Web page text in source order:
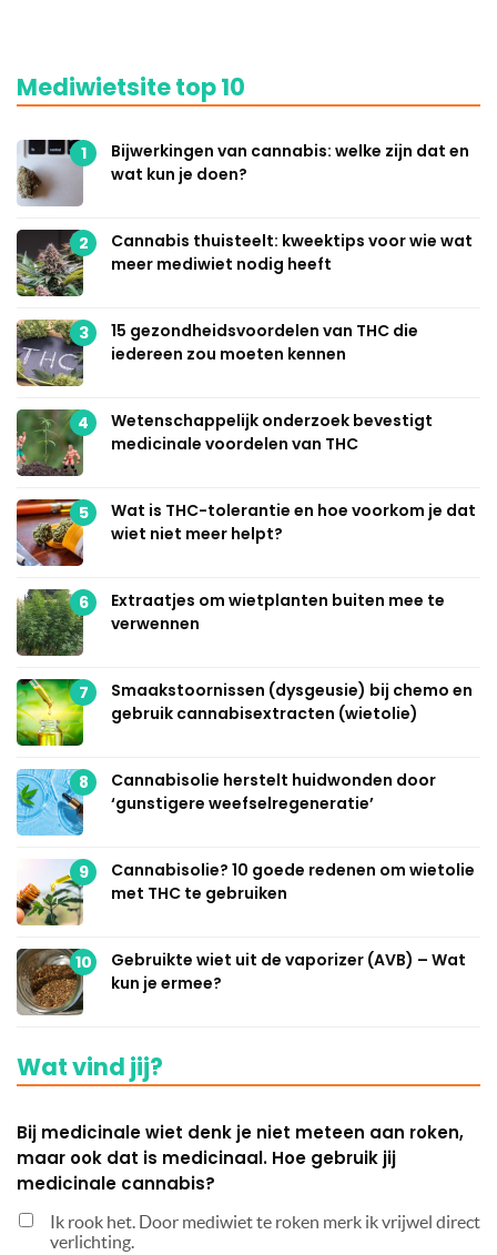
Mediwietsite top 10
1
Bijwerkingen van cannabis: welke zijn dat en
wat kun je doen?
2
Cannabis thuisteelt: kweektips voor wie wat
meer mediwiet nodig heeft
3
15 gezondheidsvoordelen van THC die
iedereen zou moeten kennen
4
Wetenschappelijk onderzoek bevestigt
medicinale voordelen van THC
5
Wat is THC-tolerantie en hoe voorkom je dat
wiet niet meer helpt?
6
Extraatjes om wietplanten buiten mee te
verwennen
7
Smaakstoornissen (dysgeusie) bij chemo en
gebruik cannabisextracten (wietolie)
8
Cannabisolie herstelt huidwonden door
‘gunstigere weefselregeneratie’
9
Cannabisolie? 10 goede redenen om wietolie
met THC te gebruiken
10
Gebruikte wiet uit de vaporizer (AVB) – Wat
kun je ermee?
Wat vind jij?
Bij medicinale wiet denk je niet meteen aan roken,
maar ook dat is medicinaal. Hoe gebruik jij
medicinale cannabis?
Ik rook het. Door mediwiet te roken merk ik vrijwel direct
verlichting.